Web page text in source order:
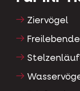
Ziervögel